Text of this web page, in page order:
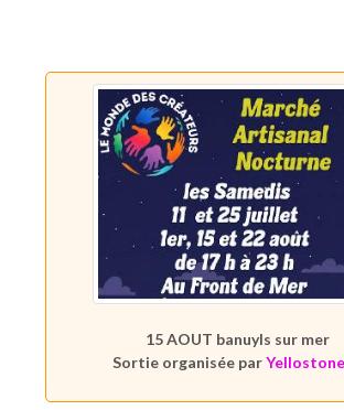
15 AOUT banuyls sur mer
Sortie organisée par